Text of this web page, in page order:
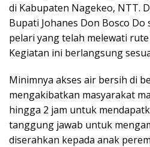
di Kabupaten Nagekeo, NTT.
Bupati Johanes Don Bosco Do
pelari yang telah melewati
Kegiatan ini berlangsung
Minimnya akses air bersih di
mengakibatkan masyarakat
hingga 2 jam untuk
tanggung jawab untuk
diserahkan kepada anak